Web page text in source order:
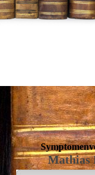
Mathias